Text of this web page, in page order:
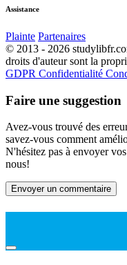
Assistance
Plainte Partenaires
© 2013 - 2026
droits d'auteur sont la
GDPR Confidentialité
Faire une suggestion
Avez-vous trouvé des
savez-vous comment
N'hésitez pas à envoyer
nous!
Envoyer un commentaire